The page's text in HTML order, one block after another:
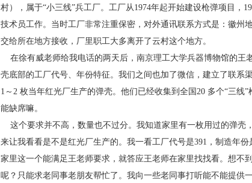
村），属于“小三线”兵工厂。工厂从1974年起开始建设枪弹项目，
技术员工作。当时工厂非常注重保密，对外通讯联系方式是：徽州
交给所在地方接收，厂里职工大多离开了云村这个地方。
在徐有威老师给我电话的两天后，南京理工大学兵器博物馆的王
壳底部的工厂代号、年份特征。我们 之间也加了微信，建立了联系
1～2 枚当年红光厂生产的弹壳。他们已经收集到全国20 多个“三线”
能缺席嘛。
这个要求并不高，数量也不过分。我知道家里有一枚用过的弹壳
来让我看看是不是红光厂生产的。我一看工厂代号是391，制造年
家里这一个能满足王老师要求，就答应王老师在家里找找看。想不
呢？只能求老同事老朋友帮忙了。我向一些老同事打听能不能提供